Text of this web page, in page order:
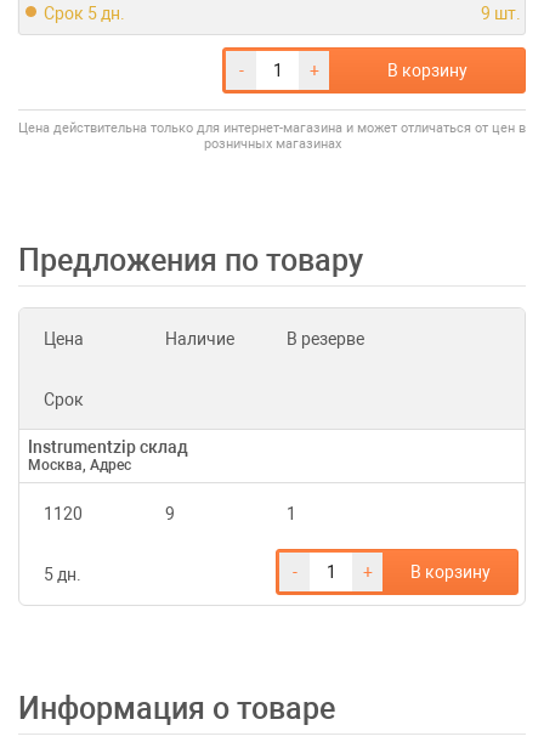
Срок 5 дн. 9 шт.
- + В корзину
Цена действительна только для интернет-магазина и может отличаться от цен в
розничных магазинах
Предложения по товару
Цена Наличие В резерве
Срок
Instrumentzip склад
Москва, Адрес
1120 9 1
5 дн. - + В корзину
Информация о товаре